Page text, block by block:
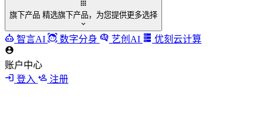
旗下产品 精选旗下产品，为您提供更多选择
智言AI 数字分身 艺创AI 优刻云计算
账户中心
登入
注册